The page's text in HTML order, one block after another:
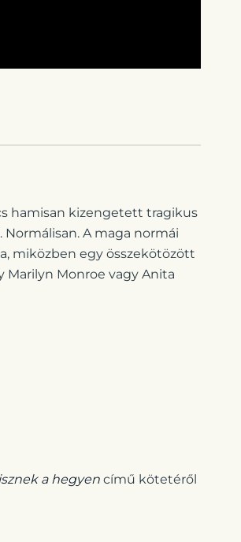
hamisan kizengetett tragikus
A maga normái
miközben egy összekötözött
Marilyn Monroe vagy Anita
a hegyencímű kötetéről